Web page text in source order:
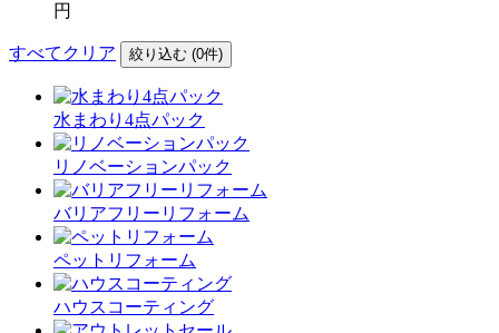
円
すべてクリア 絞り込む (0件)
水まわり4点パック
リノベーションパック
バリアフリーリフォーム
ペットリフォーム
ハウスコーティング